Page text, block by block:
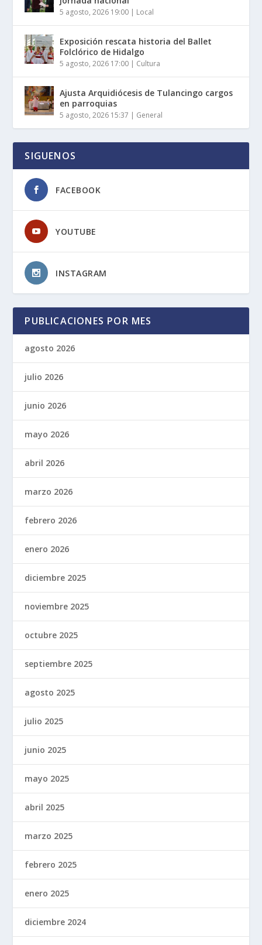
5 agosto, 2026 19:00 | Local
Exposición rescata historia del Ballet
Folclórico de Hidalgo
5 agosto, 2026 17:00 | Cultura
Ajusta Arquidiócesis de Tulancingo cargos
en parroquias
5 agosto, 2026 15:37 | General
SIGUENOS
FACEBOOK
YOUTUBE
INSTAGRAM
PUBLICACIONES POR MES
agosto 2026
julio 2026
junio 2026
mayo 2026
abril 2026
marzo 2026
febrero 2026
enero 2026
diciembre 2025
noviembre 2025
octubre 2025
septiembre 2025
agosto 2025
julio 2025
junio 2025
mayo 2025
abril 2025
marzo 2025
febrero 2025
enero 2025
diciembre 2024